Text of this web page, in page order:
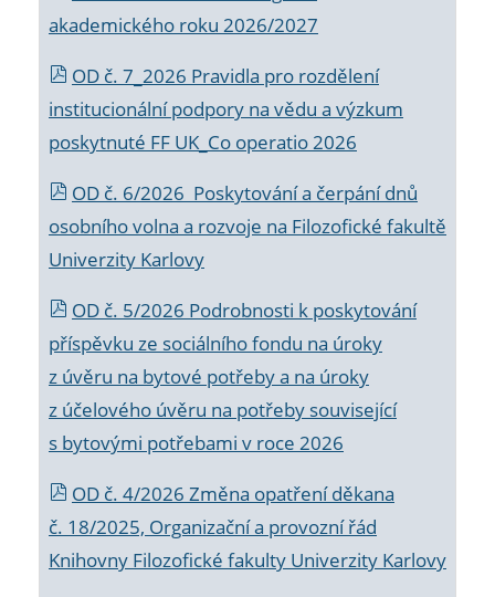
akademického roku 2026/2027
OD č. 7_2026 Pravidla pro rozdělení
institucionální podpory na vědu a výzkum
poskytnuté FF UK_Co operatio 2026
OD č. 6/2026 Poskytování a čerpání dnů
osobního volna a rozvoje na Filozofické fakultě
Univerzity Karlovy
OD č. 5/2026 Podrobnosti k poskytování
příspěvku ze sociálního fondu na úroky
z úvěru na bytové potřeby a na úroky
z účelového úvěru na potřeby související
s bytovými potřebami v roce 2026
OD č. 4/2026 Změna opatření děkana
č. 18/2025, Organizační a provozní řád
Knihovny Filozofické fakulty Univerzity Karlovy